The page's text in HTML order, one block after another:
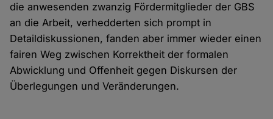
die anwesenden zwanzig Fördermitglieder der GBS
an die Arbeit, verhedderten sich prompt in
Detaildiskussionen, fanden aber immer wieder einen
fairen Weg zwischen Korrektheit der formalen
Abwicklung und Offenheit gegen Diskursen der
Überlegungen und Veränderungen.